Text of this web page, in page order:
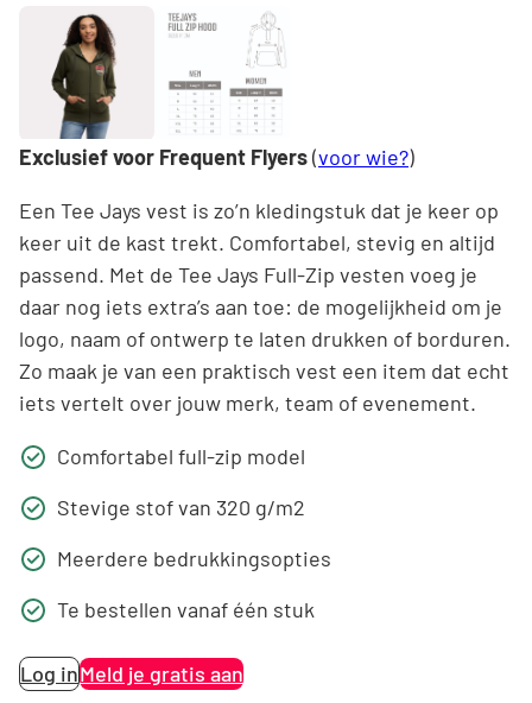
Exclusief voor Frequent Flyers(voor wie?)
Een Tee Jays vest is zo’n kledingstuk dat je keer op
keer uit de kast trekt. Comfortabel, stevig en altijd
passend. Met de Tee Jays Full-Zip vesten voeg je
daar nog iets extra’s aan toe: de mogelijkheid om je
logo, naam of ontwerp te laten drukken of borduren.
Zo maak je van een praktisch vest een item dat echt
iets vertelt over jouw merk, team of evenement.
Comfortabel full-zip model
Stevige stof van 320 g/m2
Meerdere bedrukkingsopties
Te bestellen vanaf één stuk
Log inMeld je gratis aan